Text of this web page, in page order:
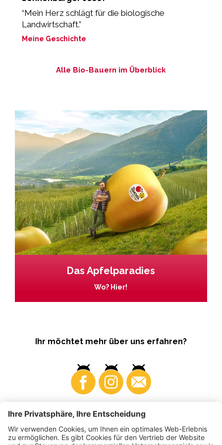
“Mein Herz schlägt für die biologische
Landwirtschaft.”
Meine Geschichte
Alle Bio-Bauern im Überblick
Das Apfelparadies
Wo? Hier!
Ihr möchtet mehr über uns erfahren?
Business Produzenten